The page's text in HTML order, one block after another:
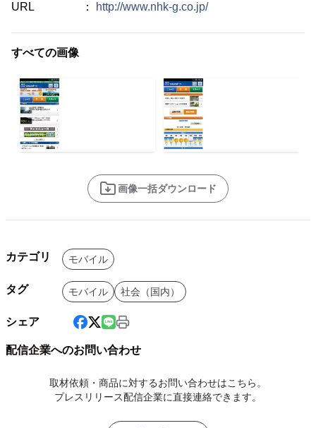
URL ：
http://www.nhk-g.co.jp/
すべての画像
画像一括ダウンロード
カテゴリ モバイル
タグ モバイル 社会（国内）
シェア
配信企業へのお問い合わせ
取材依頼・商品に対するお問い合わせはこちら。
プレスリリース配信企業に直接連絡できます。